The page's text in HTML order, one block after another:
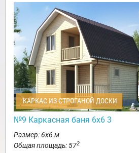
КАРКАС ИЗ СТРОГАНОЙ ДОСКИ
№9 Каркасная баня 6х6 3
Размер: 6х6 м
Общая площадь: 572